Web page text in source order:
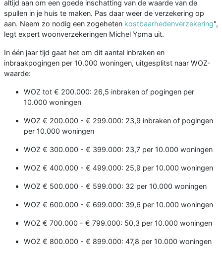
altijd aan om een goede inschatting van de waarde van de
spullen in je huis te maken. Pas daar weer de verzekering op
aan. Neem zo nodig een zogeheten kostbaarhedenverzekering",
legt expert woonverzekeringen Michel Ypma uit.
In één jaar tijd gaat het om dit aantal inbraken en
inbraakpogingen per 10.000 woningen, uitgesplitst naar WOZ-
waarde:
WOZ tot € 200.000: 26,5 inbraken of pogingen per
10.000 woningen
WOZ € 200.000 - € 299.000: 23,9 inbraken of pogingen
per 10.000 woningen
WOZ € 300.000 - € 399.000: 23,7 per 10.000 woningen
WOZ € 400.000 - € 499.000: 25,9 per 10.000 woningen
WOZ € 500.000 - € 599.000: 32 per 10.000 woningen
WOZ € 600.000 - € 699.000: 39,6 per 10.000 woningen
WOZ € 700.000 - € 799.000: 50,3 per 10.000 woningen
WOZ € 800.000 - € 899.000: 47,8 per 10.000 woningen